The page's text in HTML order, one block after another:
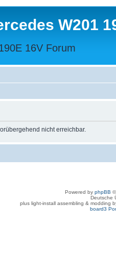
W201
16V Forum
nicht erreichbar.
Powered by phpBB
Deutsche
plus light-install assembling & modding
board3